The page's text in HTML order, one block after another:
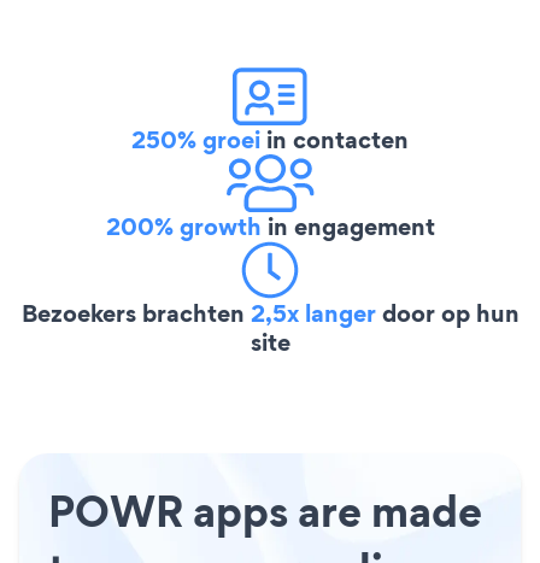
250% groei in contacten
200% growth in engagement
Bezoekers brachten 2,5x langerdoor op hun
site
POWR apps are made